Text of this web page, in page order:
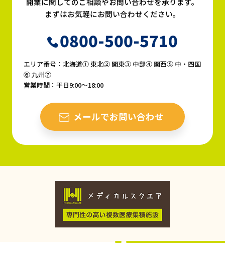
まずはお気軽にお問い合わせください。
0800-500-5710
エリア番号：北海道① 東北② 関東③ 中部④ 関西⑤ 中・四国
⑥ 九州⑦
営業時間：平日9:00〜18:00
メールでお問い合わせ